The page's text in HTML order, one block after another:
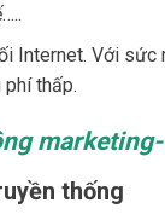
Internet. Với
phí thấp.
thống